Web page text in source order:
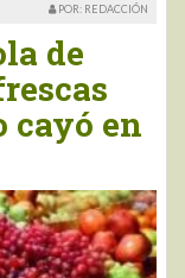
POR: REDACCIÓN
de
cayó en